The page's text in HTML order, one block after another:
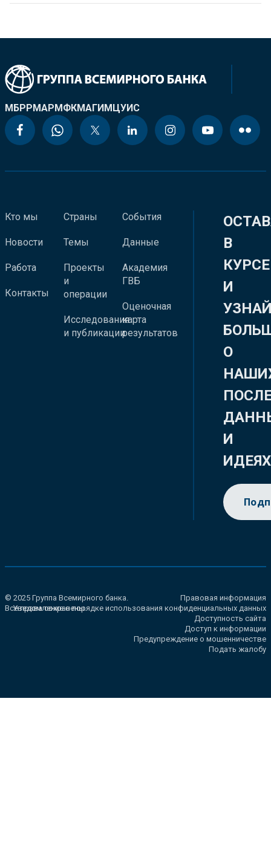
МБРРМАРМФКМАГИМЦУИС
Кто мы
Новости
Работа
Контакты
Страны
Темы
Проекты
и
операции
Исследования
и публикации
События
Данные
Академия
ГВБ
Оценочная
карта
результатов
В
КУРСЕ
И
О
И
ИДЕЯХ
© 2025 Группа Всемирного банка.
Все права сохранены.
Правовая информация
Уведомление о порядке использования конфиденциальных данных
Доступность сайта
Доступ к информации
Предупреждение о мошенничестве
Подать жалобу